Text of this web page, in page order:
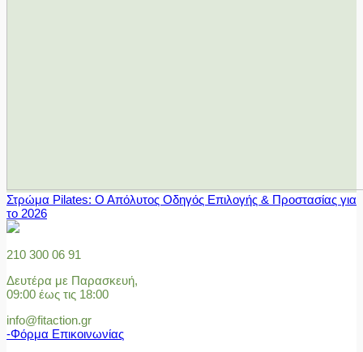
Στρώμα Pilates: Ο Απόλυτος Οδηγός Επιλογής & Προστασίας για
το 2026
210 300 06 91
Δευτέρα με Παρασκευή,
09:00 έως τις 18:00
info@fitaction.gr
-Φόρμα Επικοινωνίας